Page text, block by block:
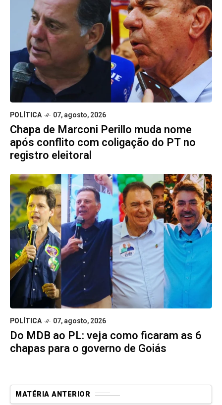
POLÍTICA 07, agosto, 2026
Chapa de Marconi Perillo muda nome
após conflito com coligação do PT no
registro eleitoral
POLÍTICA 07, agosto, 2026
Do MDB ao PL: veja como ficaram as 6
chapas para o governo de Goiás
MATÉRIA ANTERIOR